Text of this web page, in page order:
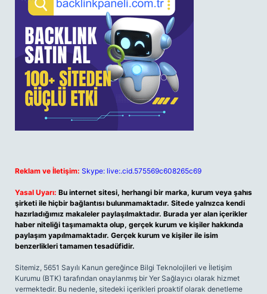
Reklam ve İletişim: Skype: live:.cid.575569c608265c69
Yasal Uyarı: Bu internet sitesi, herhangi bir marka, kurum veya şahıs
şirketi ile hiçbir bağlantısı bulunmamaktadır. Sitede yalnızca kendi
hazırladığımız makaleler paylaşılmaktadır. Burada yer alan içerikler
haber niteliği taşımamakta olup, gerçek kurum ve kişiler hakkında
paylaşım yapılmamaktadır. Gerçek kurum ve kişiler ile isim
benzerlikleri tamamen tesadüfidir.
Sitemiz, 5651 Sayılı Kanun gereğince Bilgi Teknolojileri ve İletişim
Kurumu (BTK) tarafından onaylanmış bir Yer Sağlayıcı olarak hizmet
vermektedir. Bu nedenle, sitedeki içerikleri proaktif olarak denetleme